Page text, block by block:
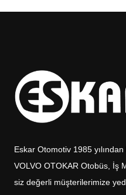
Eskar Otomotiv 1985
VOLVO OTOKAR Otobüs, İş
siz değerli müşterilerimize